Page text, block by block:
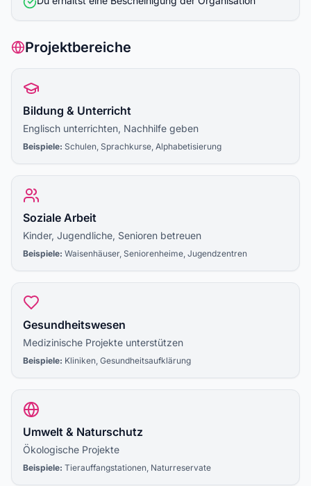
Projektbereiche
Bildung & Unterricht
Englisch unterrichten, Nachhilfe geben
Beispiele: Schulen, Sprachkurse, Alphabetisierung
Soziale Arbeit
Kinder, Jugendliche, Senioren betreuen
Beispiele: Waisenhäuser, Seniorenheime, Jugendzentren
Gesundheitswesen
Medizinische Projekte unterstützen
Beispiele: Kliniken, Gesundheitsaufklärung
Umwelt & Naturschutz
Ökologische Projekte
Beispiele: Tierauffangstationen, Naturreservate